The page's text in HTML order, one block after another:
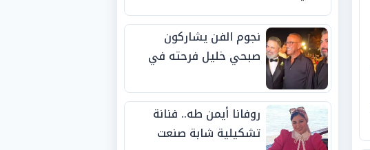
نجوم الفن يشاركون
صبحي خليل فرحته في
روفانا أيمن طه.. فنانة
تشكيلية شابة صنعت